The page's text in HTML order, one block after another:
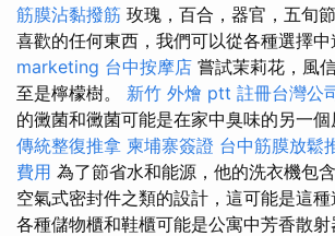
筋膜沾黏撥筋 玫瑰，百合，器官，五旬
喜歡的任何東西，我們可以從各種選擇中
marketing 台中按摩店 嘗試茉莉花，風
至是檸檬樹。 新竹 外燴 ptt 註冊台灣公
的黴菌和黴菌可能是在家中臭味的另一個
傳統整復推拿 柬埔寨簽證 台中筋膜放鬆
費用 為了節省水和能源，他的洗衣機包
空氣式密封件之類的設計，這可能是這種
各種儲物櫃和鞋櫃可能是公寓中芳香散